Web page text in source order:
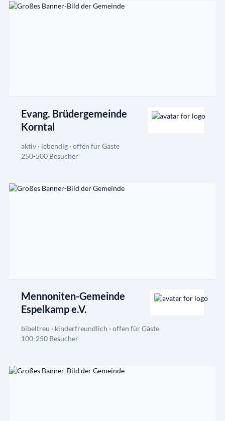
Evang. Brüdergemeinde
Korntal
aktiv · lebendig · offen für Gäste
250-500 Besucher
Mennoniten-Gemeinde
Espelkamp e.V.
bibeltreu · kinderfreundlich · offen für Gäste
100-250 Besucher